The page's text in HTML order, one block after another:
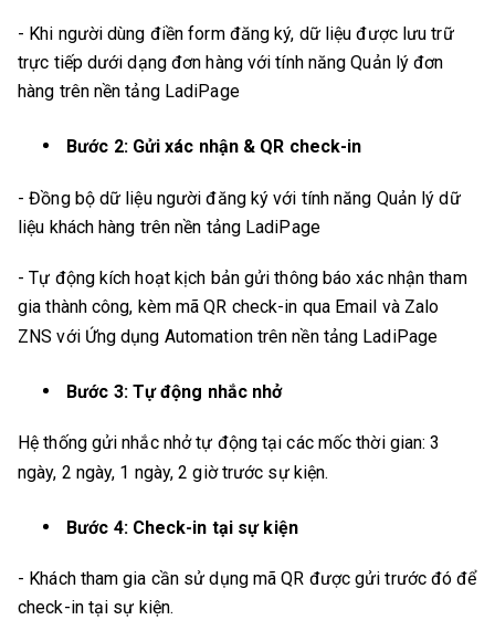
- Khi người dùng điền form đăng ký, dữ liệu được lưu trữ
trực tiếp dưới dạng đơn hàng với tính năng Quản lý đơn
hàng trên nền tảng LadiPage
Bước 2: Gửi xác nhận & QR check-in
- Đồng bộ dữ liệu người đăng ký với tính năng Quản lý dữ
liệu khách hàng trên nền tảng LadiPage
- Tự động kích hoạt kịch bản gửi thông báo xác nhận tham
gia thành công, kèm mã QR check-in qua Email và Zalo
ZNS với Ứng dụng Automation trên nền tảng LadiPage
Bước 3: Tự động nhắc nhở
Hệ thống gửi nhắc nhở tự động tại các mốc thời gian: 3
ngày, 2 ngày, 1 ngày, 2 giờ trước sự kiện.
Bước 4: Check-in tại sự kiện
- Khách tham gia cần sử dụng mã QR được gửi trước đó để
check-in tại sự kiện.